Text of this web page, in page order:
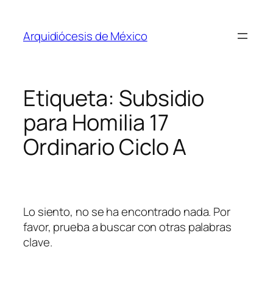
contenido
Arquidiócesis de México
Etiqueta: Subsidio
para Homilia 17
Ordinario Ciclo A
Lo siento, no se ha encontrado nada. Por
favor, prueba a buscar con otras palabras
clave.